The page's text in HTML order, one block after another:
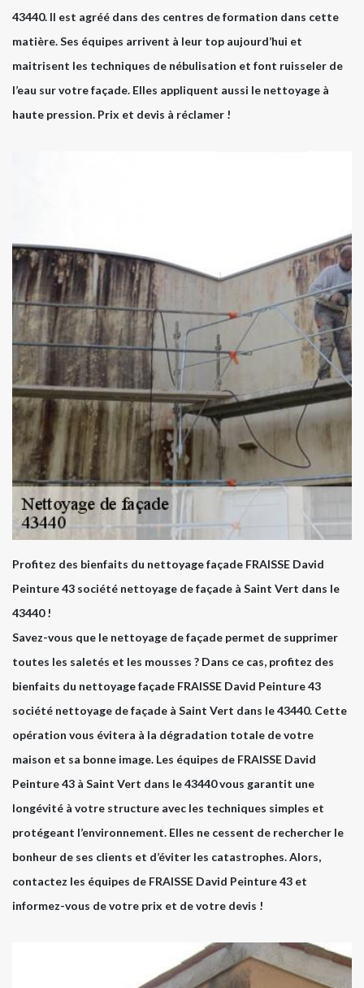
43440. Il est agréé dans des centres de formation dans cette
matière. Ses équipes arrivent à leur top aujourd’hui et
maitrisent les techniques de nébulisation et font ruisseler de
l’eau sur votre façade. Elles appliquent aussi le nettoyage à
haute pression. Prix et devis à réclamer !
Profitez des bienfaits du nettoyage façade FRAISSE David
Peinture 43 société nettoyage de façade à Saint Vert dans le
43440 !
Savez-vous que le nettoyage de façade permet de supprimer
toutes les saletés et les mousses ? Dans ce cas, profitez des
bienfaits du nettoyage façade FRAISSE David Peinture 43
société nettoyage de façade à Saint Vert dans le 43440. Cette
opération vous évitera à la dégradation totale de votre
maison et sa bonne image. Les équipes de FRAISSE David
Peinture 43 à Saint Vert dans le 43440 vous garantit une
longévité à votre structure avec les techniques simples et
protégeant l’environnement. Elles ne cessent de rechercher le
bonheur de ses clients et d’éviter les catastrophes. Alors,
contactez les équipes de FRAISSE David Peinture 43 et
informez-vous de votre prix et de votre devis !